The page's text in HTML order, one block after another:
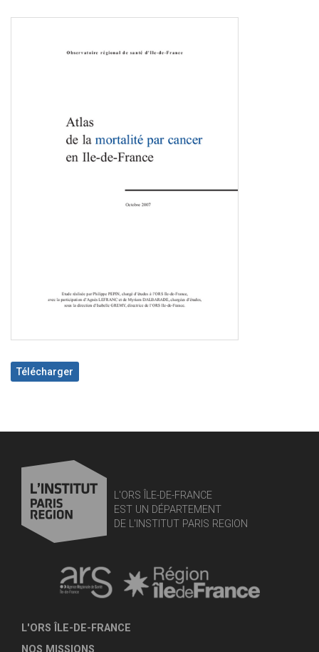
Télécharger
L'ORS ÎLE-DE-FRANCE
EST UN DÉPARTEMENT
DE L'INSTITUT PARIS REGION
L'ORS ÎLE-DE-FRANCE
NOS MISSIONS